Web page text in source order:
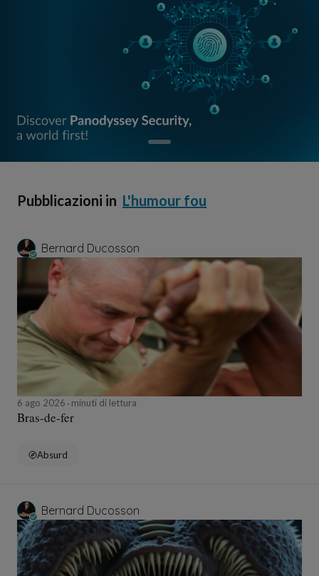
Pubblicazioni in L'humour fou
Bernard Ducosson
6 ago 2026 minuti di lettura
Bras-de-fer
Absurd
Bernard Ducosson